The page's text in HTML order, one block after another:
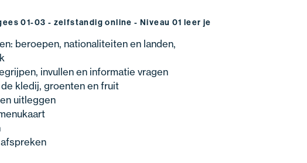
01-03 - zelfstandig online - Niveau 01 leer je
beroepen, nationaliteiten en landen,
invullen en informatie vragen
kledij, groenten en fruit
uitleggen